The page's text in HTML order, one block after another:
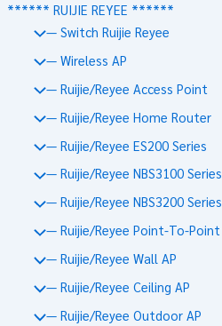
****** RUIJIE REYEE ******
— Switch Ruijie Reyee
— Wireless AP
— Ruijie/Reyee Access Point
— Ruijie/Reyee Home Router
— Ruijie/Reyee ES200 Series
— Ruijie/Reyee NBS3100 Series
— Ruijie/Reyee NBS3200 Series
— Ruijie/Reyee Point-To-Point
— Ruijie/Reyee Wall AP
— Ruijie/Reyee Ceiling AP
— Ruijie/Reyee Outdoor AP